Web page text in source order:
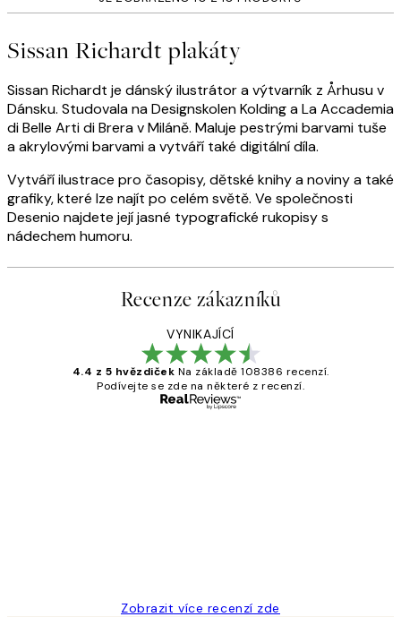
Sissan Richardt plakáty
Sissan Richardt je dánský ilustrátor a výtvarník z Århusu v
Dánsku. Studovala na Designskolen Kolding a La Accademia
di Belle Arti di Brera v Miláně. Maluje pestrými barvami tuše
a akrylovými barvami a vytváří také digitální díla.
Vytváří ilustrace pro časopisy, dětské knihy a noviny a také
grafiky, které lze najít po celém světě. Ve společnosti
Desenio najdete její jasné typografické rukopisy s
nádechem humoru.
Recenze zákazníků
VYNIKAJÍCÍ
4.4 z 5 hvězdiček Na základě 108386 recenzí.
Podívejte se zde na některé z recenzí.
Zobrazit více recenzí zde